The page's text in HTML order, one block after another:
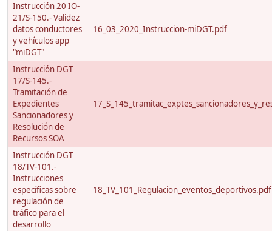
Instrucción 20 IO-
21/S-150.- Validez
datos conductores
y vehículos app
"miDGT"
16_03_2020_Instruccion-miDGT.pdf
Instrucción DGT
17/S-145.-
Tramitación de
Expedientes
Sancionadores y
Resolución de
Recursos SOA
Instrucción DGT
18/TV-101.-
Instrucciones
específicas sobre
regulación de
tráfico para el
desarrollo
18_TV_101_Regulacion_eventos_deportivos.pdf